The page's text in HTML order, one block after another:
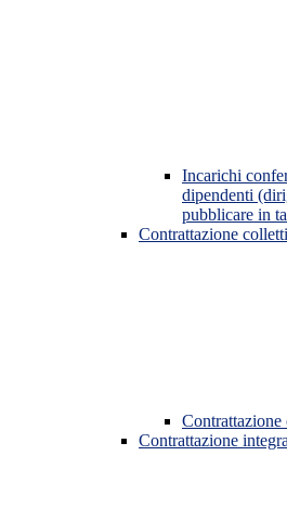
Incarichi
dipendenti
pubblicare in
Contrattazione
Contrattazione
Contrattazione